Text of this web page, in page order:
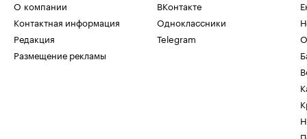
О компании
Контактная информация
Редакция
Размещение рекламы
ВКонтакте
Одноклассники
Telegram